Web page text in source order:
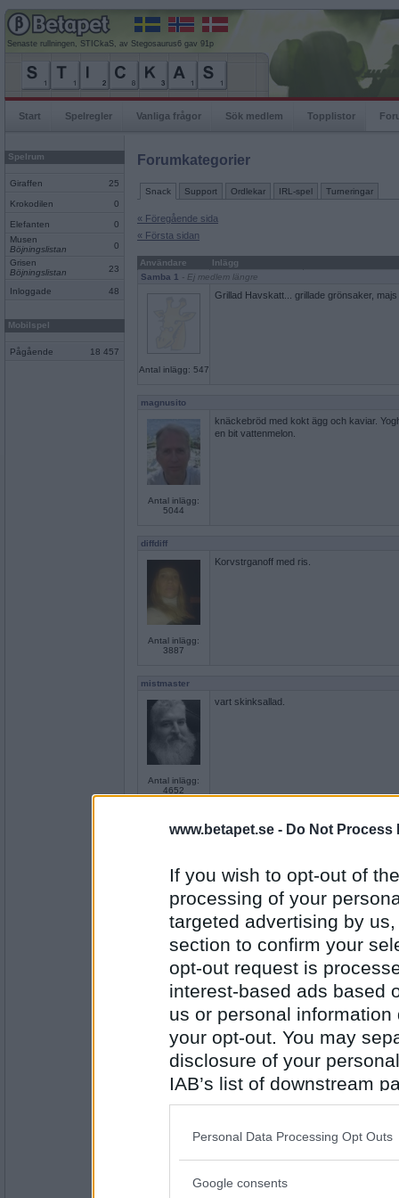
www.betapet.se - Do Not Process
If you wish to opt-out of
processing of your
targeted advertising by
section to confirm your
opt-out request is
interest-based ads based
us or personal
your opt-out. You may
disclosure of your
IAB’s list of downstream
also be disclosed by us
Downstream Participants
Please note that this
Personal Data Processing Opt Outs
Google consents
Senaste rullningen, STICkaS, av Stegosaurus6 gav 91p
Start Spelregler Vanliga frågor Sök medlem Topplistor
Spelrum
Giraffen 25
Krokodilen 0
Elefanten
0
Musen
Böjningslistan
0
Grisen
Böjningslistan
23
Inloggade 48
Mobilspel
Pågående 18 457
Forumkategorier
Snack Support Ordlekar IRL-spel Turneringar
« Föregående sida
« Första sidan
Användare
Inlägg
Samba 1 - Ej medlem längre
Antal inlägg: 547
Grillad Havskatt... grillade grönsaker,
magnusito
Antal inlägg:
5044
knäckebröd med kokt ägg och kaviar.
en bit vattenmelon.
diffdiff
Antal inlägg:
3887
Korvstrganoff med ris.
mistmaster
Antal inlägg:
4652
vart skinksallad.
Antal inlägg:
1597
Antal inlägg: 533
Jag åt matjessill, nypotatis, gräddfil,
och gurka. Till det drack jag Da Vinci
en dum en
Blev ingen middag idag